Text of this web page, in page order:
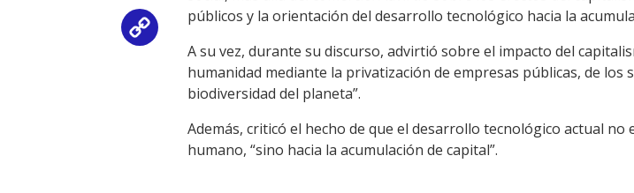
Copy
Link
públicos y la orientación del desarrollo tecnológico hacia la
A su vez, durante su discurso, advirtió sobre el impacto del
humanidad mediante la privatización de empresas públicas, de
biodiversidad del planeta”.
Además, criticó el hecho de que el desarrollo tecnológico actual
humano, “sino hacia la acumulación de capital”.